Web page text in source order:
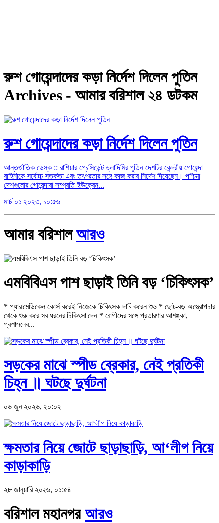
রুশ গোয়েন্দাদের কড়া নির্দেশ দিলেন পুতিন
Archives - আমার বরিশাল ২৪ ডটকম
রুশ গোয়েন্দাদের কড়া নির্দেশ দিলেন পুতিন
আন্তর্জাতিক ডেস্ক :: রাশিয়ার প্রেসিডেন্ট ভ্লাদিমির পুতিন দেশটির কেন্দ্রীয় গোয়েন্দা
বাহিনীকে সর্বোচ্চ সতর্কতা এবং তৎপরতার সঙ্গে কাজ করার নির্দেশ দিয়েছেন। পশ্চিমা
দেশগুলোর গোয়েন্দারা সম্প্রতি ইউক্রেন...
মার্চ ০১ ২০২৩, ১০:৫৬
আমার বরিশালআরও
এমবিবিএস পাশ ছাড়াই তিনি বড় ‘চিকিৎসক’
* প্যারামেডিকেল কোর্স করেই নিজেকে চিকিৎসক দাবি করেন শুভ * ছোট-বড় অস্ত্রোপচার
থেকে শুরু করে সব ধরনের চিকিৎসা দেন * রোগীদের সঙ্গে প্রতারণার আশঙ্কা,
প্রশাসনের...
সড়কের মাঝে স্পীড ব্রেকার, নেই প্রতিকী
চিহ্ন ॥ ঘটছে দুর্ঘটনা
০৬ জুন ২০২৬, ২০:০২
ক্ষমতার নিয়ে জোটে ছাড়াছাড়ি, আ‘লীগ নিয়ে
কাড়াকাড়ি
২৮ জানুয়ারি ২০২৬, ০১:৫৪
বরিশাল মহানগরআরও